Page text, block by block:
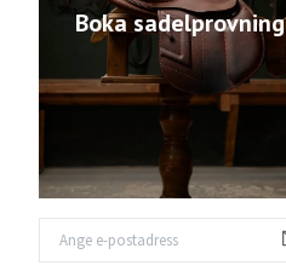
Boka sadelprovning